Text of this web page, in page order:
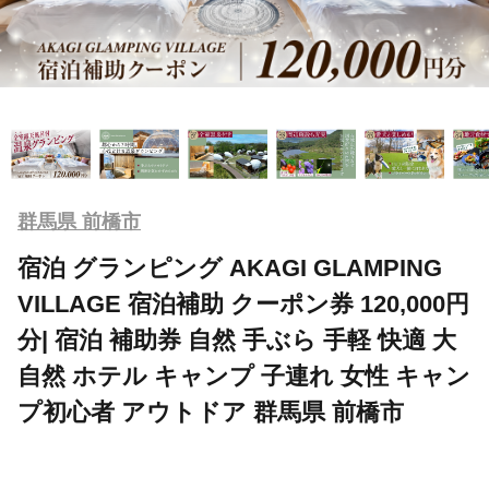
群馬県 前橋市
宿泊 グランピング AKAGI GLAMPING
VILLAGE 宿泊補助 クーポン券 120,000円
分| 宿泊 補助券 自然 手ぶら 手軽 快適 大
自然 ホテル キャンプ 子連れ 女性 キャン
プ初心者 アウトドア 群馬県 前橋市